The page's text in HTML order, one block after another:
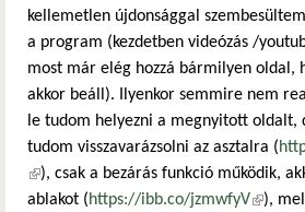
kellemetlen újdonsággal
a program (kezdetben videózás /
most már elég hozzá bármilyen oldal,
akkor beáll). Ilyenkor semmire nem
le tudom helyezni a megnyitott oldalt,
tudom visszavarázsolni az asztalra (
(külső hivatkozás)
), csak a bezárás funkció működik,
ablakot (https://ibb.co/jzmwfyV(külső
),